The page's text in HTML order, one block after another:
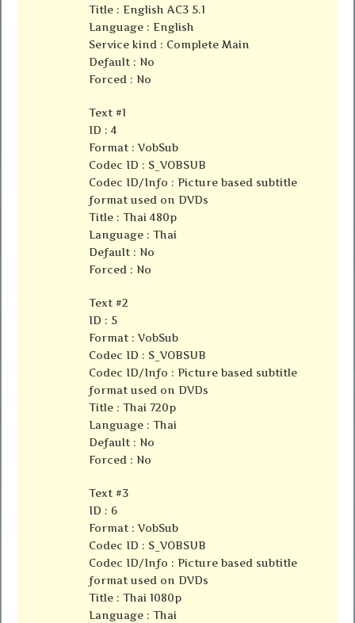
Title : English AC3 5.1
Language : English
Service kind : Complete Main
Default : No
Forced : No
Text #1
ID : 4
Format : VobSub
Codec ID : S_VOBSUB
Codec ID/Info : Picture based subtitle
format used on DVDs
Title : Thai 480p
Language : Thai
Default : No
Forced : No
Text #2
ID : 5
Format : VobSub
Codec ID : S_VOBSUB
Codec ID/Info : Picture based subtitle
format used on DVDs
Title : Thai 720p
Language : Thai
Default : No
Forced : No
Text #3
ID : 6
Format : VobSub
Codec ID : S_VOBSUB
Codec ID/Info : Picture based subtitle
format used on DVDs
Title : Thai 1080p
Language : Thai